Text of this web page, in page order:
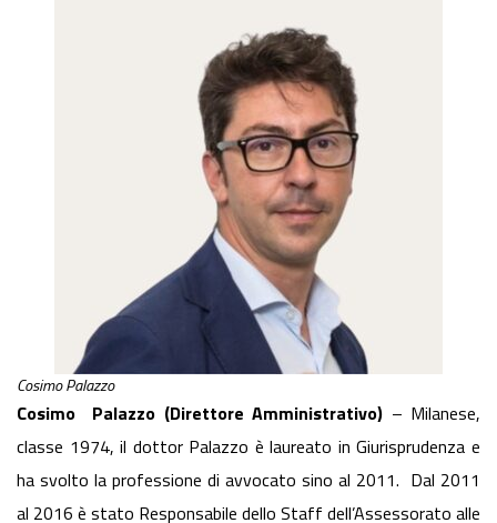
Cosimo Palazzo
Cosimo Palazzo (Direttore Amministrativo) – Milanese,
classe 1974, il dottor Palazzo è laureato in Giurisprudenza e
ha svolto la professione di avvocato sino al 2011. Dal 2011
al 2016 è stato Responsabile dello Staff dell’Assessorato alle